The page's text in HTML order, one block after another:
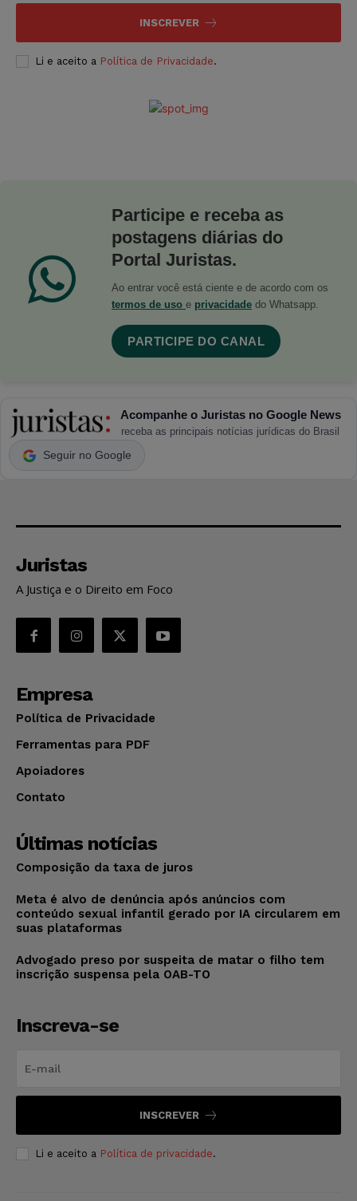
INSCREVER
Li e aceito a Política de Privacidade.
Participe e receba as
postagens diárias do
Portal Juristas.
Ao entrar você está ciente e de acordo com os
termos de uso e privacidade do Whatsapp.
PARTICIPE DO CANAL
Acompanhe o Juristas no Google News
receba as principais notícias jurídicas do Brasil
Seguir no Google
Juristas
A Justiça e o Direito em Foco
Empresa
Política de Privacidade
Ferramentas para PDF
Apoiadores
Contato
Últimas notícias
Composição da taxa de juros
Meta é alvo de denúncia após anúncios com
conteúdo sexual infantil gerado por IA circularem em
suas plataformas
Advogado preso por suspeita de matar o filho tem
inscrição suspensa pela OAB-TO
Inscreva-se
INSCREVER
Li e aceito a Política de privacidade.